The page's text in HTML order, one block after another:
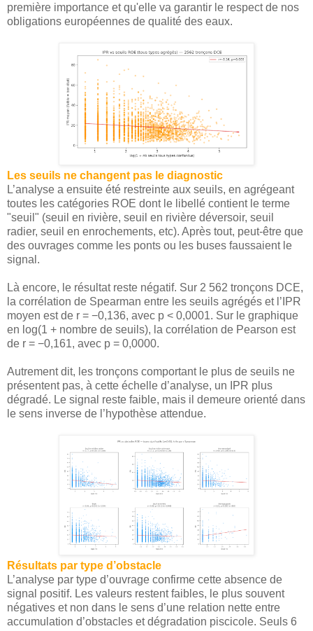
première importance et qu'elle va garantir le respect de nos
obligations européennes de qualité des eaux.
Les seuils ne changent pas le diagnostic
L’analyse a ensuite été restreinte aux seuils, en agrégeant
toutes les catégories ROE dont le libellé contient le terme
"seuil" (seuil en rivière, seuil en rivière déversoir, seuil
radier, seuil en enrochements, etc). Après tout, peut-être que
des ouvrages comme les ponts ou les buses faussaient le
signal.
Là encore, le résultat reste négatif. Sur 2 562 tronçons DCE,
la corrélation de Spearman entre les seuils agrégés et l’IPR
moyen est de r = −0,136, avec p < 0,0001. Sur le graphique
en log(1 + nombre de seuils), la corrélation de Pearson est
de r = −0,161, avec p = 0,0000.
Autrement dit, les tronçons comportant le plus de seuils ne
présentent pas, à cette échelle d’analyse, un IPR plus
dégradé. Le signal reste faible, mais il demeure orienté dans
le sens inverse de l’hypothèse attendue.
Résultats par type d’obstacle
L’analyse par type d’ouvrage confirme cette absence de
signal positif. Les valeurs restent faibles, le plus souvent
négatives et non dans le sens d’une relation nette entre
accumulation d’obstacles et dégradation piscicole. Seuls 6